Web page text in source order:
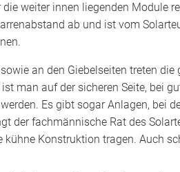
die weiter innen liegenden Module
ab und ist vom
an den Giebelseiten treten
man auf der sicheren Seite, bei
Es gibt sogar Anlagen, bei
der fachmännische Rat des
kühne Konstruktion tragen. Auch